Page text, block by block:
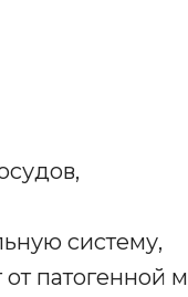
систему,
патогенной